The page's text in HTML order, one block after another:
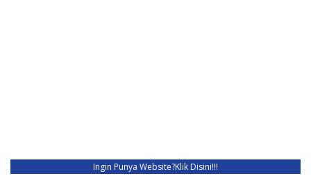
Ingin Punya Website?Klik Disini!!!